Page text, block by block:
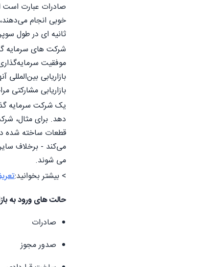
صادرات عبارت است
خوبی انجام
ثانیه ای در طول سوپر
شرکت های سرمایه
موفقیت
بازاریابی
بازاریابی مشارکتی
یک شرکت سرمایه
دهد. برای مثال،
قطعات ساخته شده
می‌کند - برخلاف
می شوند.
> بیشتر بخوانید:
حالت های ورود به
صادرات
صدور مجوز